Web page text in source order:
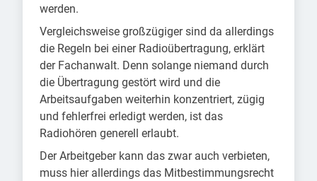
werden.
Vergleichsweise großzügiger sind da allerdings
die Regeln bei einer Radioübertragung, erklärt
der Fachanwalt. Denn solange niemand durch
die Übertragung gestört wird und die
Arbeitsaufgaben weiterhin konzentriert, zügig
und fehlerfrei erledigt werden, ist das
Radiohören generell erlaubt.
Der Arbeitgeber kann das zwar auch verbieten,
muss hier allerdings das Mitbestimmungsrecht